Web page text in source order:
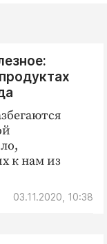
к нам из
03.11.2020, 10:38